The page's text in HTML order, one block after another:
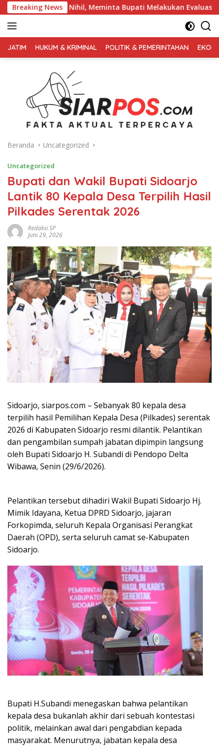
Langsung
ke
konten
Breaking News
Bupati Melakukan Evaluasi Secara Menyeluruh
TERPERCAYA
JATIM HUKUM & KRIMINAL POLITIK & PEMERINTAHAN
Beranda Uncategorized
Uncategorized
Bupati dan Wakil Bupati Sidoarjo
Lantik 80 Kepala Desa Terpilih Hasil
Pilkades Serentak 2026
Redaksi SP
Juni 29, 2026
Sidoarjo, siarpos.com – Sebanyak 80 kepala desa
terpilih hasil Pemilihan Kepala Desa (Pilkades) serentak
2026 di Kabupaten Sidoarjo resmi dilantik. Pelantikan
dan pengambilan sumpah jabatan dipimpin langsung
oleh Bupati Sidoarjo H. Subandi di Pendopo Delta
Wibawa, Senin (29/6/2026).
Pelantikan tersebut dihadiri Wakil Bupati Sidoarjo Hj.
Mimik Idayana, Ketua DPRD Sidoarjo, jajaran
Forkopimda, seluruh Kepala Organisasi Perangkat
Daerah (OPD), serta seluruh camat se-Kabupaten
Sidoarjo.
Bupati H.Subandi menegaskan bahwa pelantikan
kepala desa bukanlah akhir dari sebuah kontestasi
politik, melainkan awal dari pengabdian kepada
masyarakat. Menurutnya, jabatan kepala desa